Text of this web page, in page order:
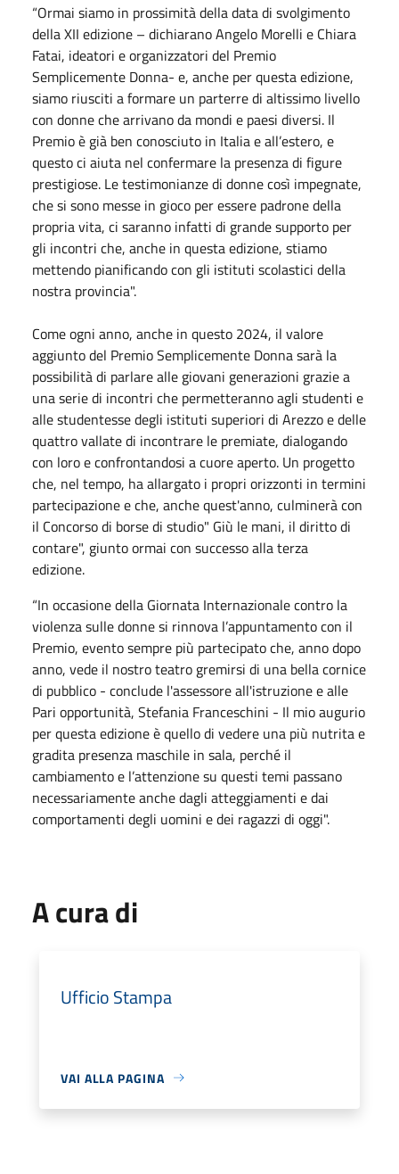
“Ormai siamo in prossimità della data di svolgimento
della XII edizione – dichiarano Angelo Morelli e Chiara
Fatai, ideatori e organizzatori del Premio
Semplicemente Donna- e, anche per questa edizione,
siamo riusciti a formare un parterre di altissimo livello
con donne che arrivano da mondi e paesi diversi. Il
Premio è già ben conosciuto in Italia e all’estero, e
questo ci aiuta nel confermare la presenza di figure
prestigiose. Le testimonianze di donne così impegnate,
che si sono messe in gioco per essere padrone della
propria vita, ci saranno infatti di grande supporto per
gli incontri che, anche in questa edizione, stiamo
mettendo pianificando con gli istituti scolastici della
nostra provincia".
Come ogni anno, anche in questo 2024, il valore
aggiunto del Premio Semplicemente Donna sarà la
possibilità di parlare alle giovani generazioni grazie a
una serie di incontri che permetteranno agli studenti e
alle studentesse degli istituti superiori di Arezzo e delle
quattro vallate di incontrare le premiate, dialogando
con loro e confrontandosi a cuore aperto. Un progetto
che, nel tempo, ha allargato i propri orizzonti in termini
partecipazione e che, anche quest'anno, culminerà con
il Concorso di borse di studio" Giù le mani, il diritto di
contare", giunto ormai con successo alla terza
edizione.
“In occasione della Giornata Internazionale contro la
violenza sulle donne si rinnova l’appuntamento con il
Premio, evento sempre più partecipato che, anno dopo
anno, vede il nostro teatro gremirsi di una bella cornice
di pubblico - conclude l'assessore all'istruzione e alle
Pari opportunità, Stefania Franceschini - Il mio augurio
per questa edizione è quello di vedere una più nutrita e
gradita presenza maschile in sala, perché il
cambiamento e l’attenzione su questi temi passano
necessariamente anche dagli atteggiamenti e dai
comportamenti degli uomini e dei ragazzi di oggi".
A cura di
Ufficio Stampa
VAI ALLA PAGINA